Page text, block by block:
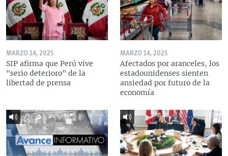
MARZO 14, 2025
SIP afirma que Perú vive
"serio deterioro" de la
libertad de prensa
MARZO 14, 2025
Afectados por aranceles, los
estadounidenses sienten
ansiedad por futuro de la
economía